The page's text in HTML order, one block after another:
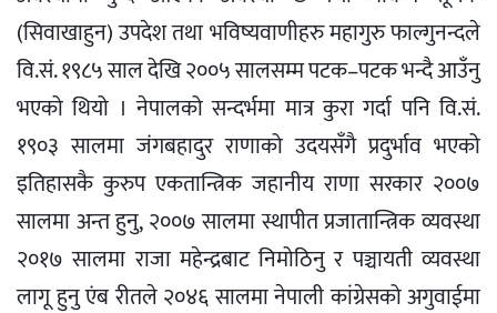
(सिवाखाहुन) उपदेश तथा भविष्यवाणीहरु महागुरु फाल्गुनन्दले
वि.सं. १९८५ साल देखि २००५ सालसम्म पटक–पटक भन्दै आउँनु
भएको थियो । नेपालको सन्दर्भमा मात्र कुरा गर्दा पनि वि.सं.
१९०३ सालमा जंगबहादुर राणाको उदयसँगै प्रदुर्भाव भएको
इतिहासकै कुरुप एकतान्त्रिक जहानीय राणा सरकार २००७
सालमा अन्त हुनु, २००७ सालमा स्थापीत प्रजातान्त्रिक व्यवस्था
२०१७ सालमा राजा महेन्द्रबाट निमोठिनु र पञ्चायती व्यवस्था
लागू हुनु एंब रीतले २०४६ सालमा नेपाली कांग्रेसको अगुवाईमा